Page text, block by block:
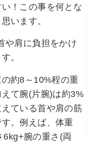
！この事を何とな
います。
や肩に負担をかけ
。
約8～10%程の重
て腕(片腕)は約3%
ている首や肩の筋
。例えば、体重
6kg+腕の重さ(両